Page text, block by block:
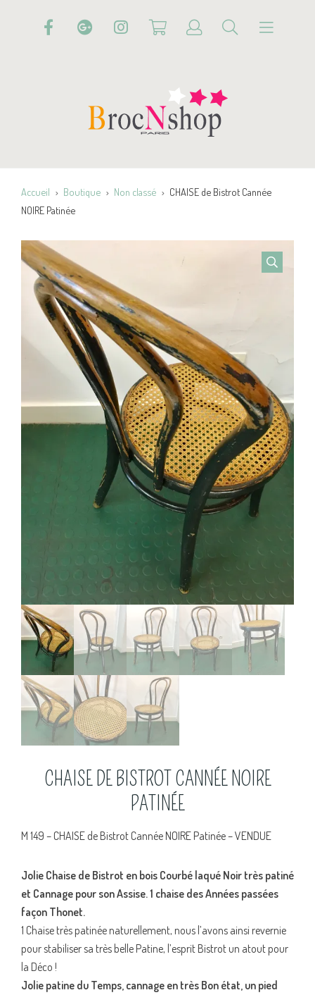
Accueil Boutique Non classé
CHAISE de Bistrot Cannée
NOIRE Patinée
CHAISE DE BISTROT CANNÉE NOIRE
PATINÉE
M 149 – CHAISE de Bistrot Cannée NOIRE Patinée – VENDUE
Jolie Chaise de Bistrot en bois Courbé laqué Noir très patiné
et Cannage pour son Assise. 1 chaise des Années passées
façon Thonet.
1 Chaise très patinée naturellement, nous l’avons ainsi revernie
pour stabiliser sa très belle Patine, l’esprit Bistrot un atout pour
la Déco !
Jolie patine du Temps, cannage en très Bon état, un pied